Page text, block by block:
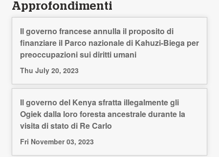
Approfondimenti
Il governo francese annulla il proposito di
finanziare il Parco nazionale di Kahuzi-Biega per
preoccupazioni sui diritti umani
Thu July 20, 2023
Il governo del Kenya sfratta illegalmente gli
Ogiek dalla loro foresta ancestrale durante la
visita di stato di Re Carlo
Fri November 03, 2023